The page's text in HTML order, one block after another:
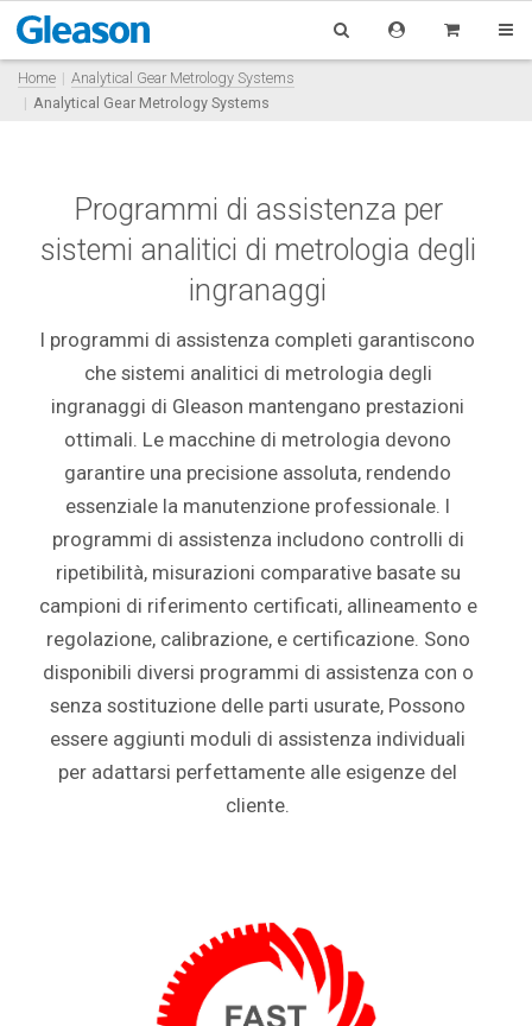
Home
Analytical Gear Metrology Systems
Analytical Gear Metrology Systems
Programmi di assistenza per
sistemi analitici di metrologia degli
ingranaggi
I programmi di assistenza completi garantiscono
che sistemi analitici di metrologia degli
ingranaggi di Gleason mantengano prestazioni
ottimali. Le macchine di metrologia devono
garantire una precisione assoluta, rendendo
essenziale la manutenzione professionale. I
programmi di assistenza includono controlli di
ripetibilità, misurazioni comparative basate su
campioni di riferimento certificati, allineamento e
regolazione, calibrazione, e certificazione. Sono
disponibili diversi programmi di assistenza con o
senza sostituzione delle parti usurate, Possono
essere aggiunti moduli di assistenza individuali
per adattarsi perfettamente alle esigenze del
cliente.